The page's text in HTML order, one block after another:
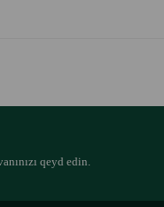
qeyd edin.